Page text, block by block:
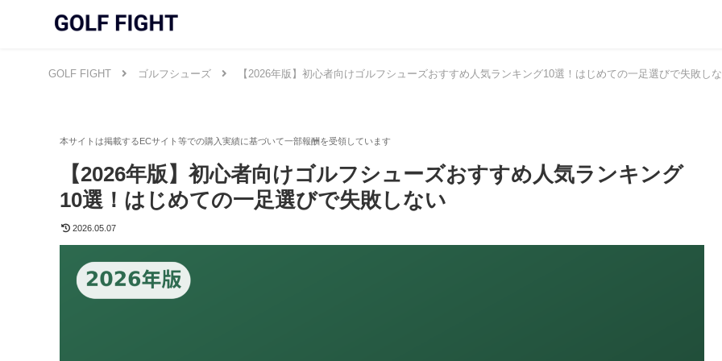
GOLF FIGHT ゴルフシューズ 【2026年版】初心者向けゴルフシューズおすすめ人気ランキング10選！はじめての一足選びで失敗し
【2026年版】初心者向けゴルフシューズおすすめ人気ランキング
10選！はじめての一足選びで失敗しない
2026.05.07